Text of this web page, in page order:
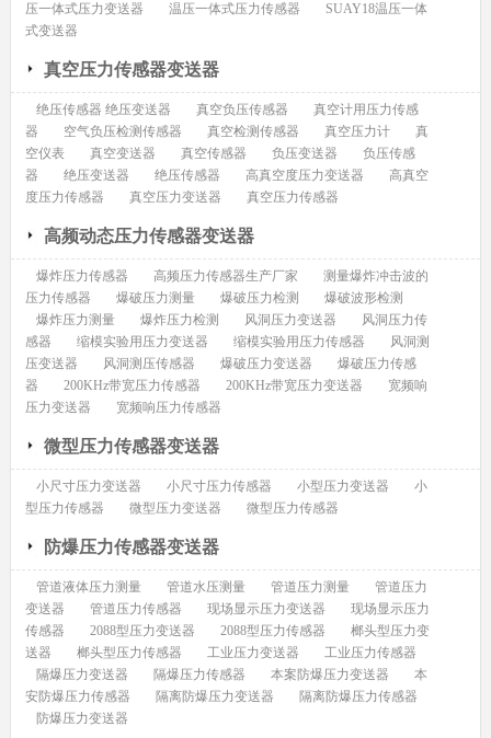
压一体式压力变送器
温压一体式压力传感器
SUAY18温压一体
式变送器
真空压力传感器变送器
绝压传感器 绝压变送器 真空负压传感器
真空计用压力传感
器
空气负压检测传感器 真空检测传感器 真空压力计
真
空仪表
真空变送器 真空传感器 负压变送器
负压传感
器
绝压变送器 绝压传感器 高真空度压力变送器
高真空
度压力传感器
真空压力变送器 真空压力传感器
高频动态压力传感器变送器
爆炸压力传感器 高频压力传感器生产厂家
测量爆炸冲击波的
压力传感器
爆破压力测量 爆破压力检测
爆破波形检测
爆炸压力测量
爆炸压力检测 风洞压力变送器
风洞压力传
感器
缩模实验用压力变送器 缩模实验用压力传感器
风洞测
压变送器
风洞测压传感器 爆破压力变送器
爆破压力传感
器
200KHz带宽压力传感器 200KHz带宽压力变送器
宽频响
压力变送器
宽频响压力传感器
微型压力传感器变送器
小尺寸压力变送器 小尺寸压力传感器 小型压力变送器
小
型压力传感器
微型压力变送器 微型压力传感器
防爆压力传感器变送器
管道液体压力测量 管道水压测量 管道压力测量
管道压力
变送器
管道压力传感器 现场显示压力变送器
现场显示压力
传感器
2088型压力变送器 2088型压力传感器
榔头型压力变
送器
榔头型压力传感器 工业压力变送器
工业压力传感器
隔爆压力变送器
隔爆压力传感器 本案防爆压力变送器
本
安防爆压力传感器
隔离防爆压力变送器
隔离防爆压力传感器
防爆压力变送器